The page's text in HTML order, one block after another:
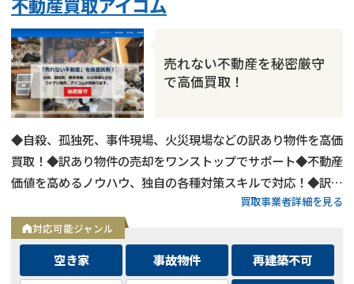
売れない不動産を秘密厳守
で高価買取！
◆自殺、孤独死、事件現場、火災現場などの訳あり物件を高価
買取！◆訳あり物件の売却をワンストップでサポート◆不動産
価値を高めるノウハウ、独自の各種対策スキルで対応！◆訳あ
買取事業者詳細を見る
対応可能ジャンル
空き家 事故物件
再建築不可